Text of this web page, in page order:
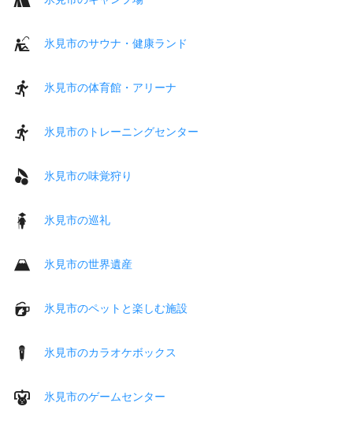
氷見市のサウナ・健康ランド
氷見市の体育館・アリーナ
氷見市のトレーニングセンター
氷見市の味覚狩り
氷見市の巡礼
氷見市の世界遺産
氷見市のペットと楽しむ施設
氷見市のカラオケボックス
氷見市のゲームセンター